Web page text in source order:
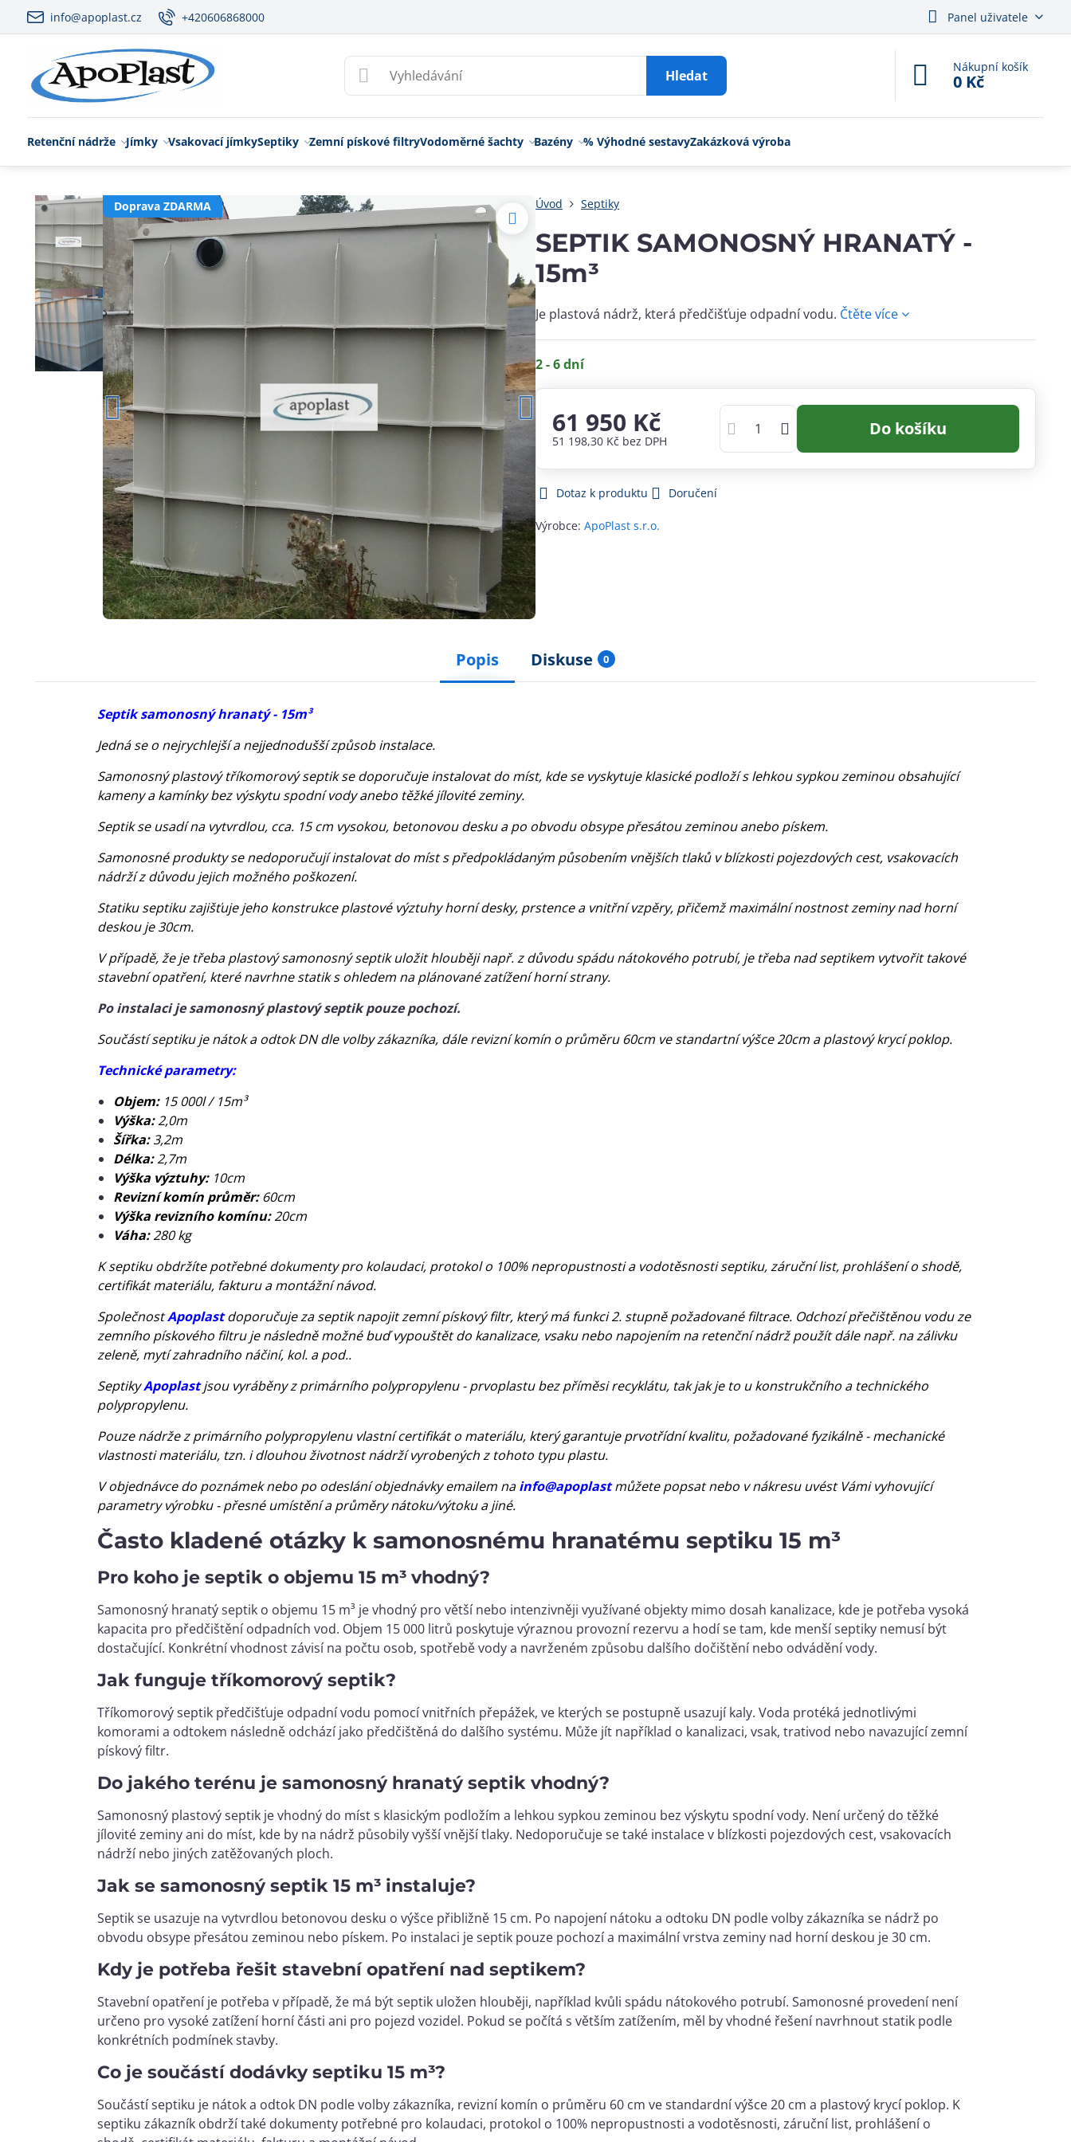
info@apoplast.cz +420606868000 Panel uživatele
Hledat
Nákupní košík
0 Kč
Retenční nádrže Jímky Vsakovací jímkySeptiky Zemní pískové filtryVodoměrné šachty Bazény % Výhodné sestavyZakázková výroba
Doprava ZDARMA Úvod Septiky
SEPTIK SAMONOSNÝ HRANATÝ -
15m³
Je plastová nádrž, která předčišťuje odpadní vodu. Čtěte více
2 - 6 dní
61 950 Kč
51 198,30 Kč bez DPH
Do košíku
Dotaz k produktu Doručení
Výrobce: ApoPlast s.r.o.
Popis Diskuse 0
Septik samonosný hranatý - 15m³
Jedná se o nejrychlejší a nejjednodušší způsob instalace.
Samonosný plastový tříkomorový septik se doporučuje instalovat do míst, kde se vyskytuje klasické podloží s lehkou sypkou zeminou obsahující
kameny a kamínky bez výskytu spodní vody anebo těžké jílovité zeminy.
Septik se usadí na vytvrdlou, cca. 15 cm vysokou, betonovou desku a po obvodu obsype přesátou zeminou anebo pískem.
Samonosné produkty se nedoporučují instalovat do míst s předpokládaným působením vnějších tlaků v blízkosti pojezdových cest, vsakovacích
nádrží z důvodu jejich možného poškození.
Statiku septiku zajišťuje jeho konstrukce plastové výztuhy horní desky, prstence a vnitřní vzpěry, přičemž maximální nostnost zeminy nad horní
deskou je 30cm.
V případě, že je třeba plastový samonosný septik uložit hlouběji např. z důvodu spádu nátokového potrubí, je třeba nad septikem vytvořit takové
stavební opatření, které navrhne statik s ohledem na plánované zatížení horní strany.
Po instalaci je samonosný plastový septik pouze pochozí.
Součástí septiku je nátok a odtok DN dle volby zákazníka, dále revizní komín o průměru 60cm ve standartní výšce 20cm a plastový krycí poklop.
Technické parametry:
Objem: 15 000l / 15m³
Výška:2,0m
Šířka:3,2m
Délka:2,7m
Výška výztuhy: 10cm
Revizní komín průměr:60cm
Výška revizního komínu:20cm
Váha:280 kg
K septiku obdržíte potřebné dokumenty pro kolaudaci, protokol o 100% nepropustnosti a vodotěsnosti septiku, záruční list, prohlášení o shodě,
certifikát materiálu, fakturu a montážní návod.
SpolečnostApoplast doporučuje za septik napojit zemní pískový filtr, který má funkci 2. stupně požadované filtrace. Odchozí přečištěnou vodu ze
zemního pískového filtru je následně možné buď vypouštět do kanalizace, vsaku nebo napojením na retenční nádrž použít dále např. na zálivku
zeleně, mytí zahradního náčiní, kol. a pod..
SeptikyApoplast jsou vyráběny z primárního polypropylenu - prvoplastu bez příměsi recyklátu, tak jak je to u konstrukčního a technického
polypropylenu.
Pouze nádrže z primárního polypropylenu vlastní certifikát o materiálu, který garantuje prvotřídní kvalitu, požadované fyzikálně - mechanické
vlastnosti materiálu, tzn. i dlouhou životnost nádrží vyrobených z tohoto typu plastu.
V objednávce do poznámek nebo po odeslání objednávky emailem na info@apoplastmůžete popsat nebo v nákresu uvést Vámi vyhovující
parametry výrobku - přesné umístění a průměry nátoku/výtoku a jiné.
Často kladené otázky k samonosnému hranatému septiku 15 m³
Pro koho je septik o objemu 15 m³ vhodný?
Samonosný hranatý septik o objemu 15 m³ je vhodný pro větší nebo intenzivněji využívané objekty mimo dosah kanalizace, kde je potřeba vysoká
kapacita pro předčištění odpadních vod. Objem 15 000 litrů poskytuje výraznou provozní rezervu a hodí se tam, kde menší septiky nemusí být
dostačující. Konkrétní vhodnost závisí na počtu osob, spotřebě vody a navrženém způsobu dalšího dočištění nebo odvádění vody.
Jak funguje tříkomorový septik?
Tříkomorový septik předčišťuje odpadní vodu pomocí vnitřních přepážek, ve kterých se postupně usazují kaly. Voda protéká jednotlivými
komorami a odtokem následně odchází jako předčištěná do dalšího systému. Může jít například o kanalizaci, vsak, trativod nebo navazující zemní
pískový filtr.
Do jakého terénu je samonosný hranatý septik vhodný?
Samonosný plastový septik je vhodný do míst s klasickým podložím a lehkou sypkou zeminou bez výskytu spodní vody. Není určený do těžké
jílovité zeminy ani do míst, kde by na nádrž působily vyšší vnější tlaky. Nedoporučuje se také instalace v blízkosti pojezdových cest, vsakovacích
nádrží nebo jiných zatěžovaných ploch.
Jak se samonosný septik 15 m³ instaluje?
Septik se usazuje na vytvrdlou betonovou desku o výšce přibližně 15 cm. Po napojení nátoku a odtoku DN podle volby zákazníka se nádrž po
obvodu obsype přesátou zeminou nebo pískem. Po instalaci je septik pouze pochozí a maximální vrstva zeminy nad horní deskou je 30 cm.
Kdy je potřeba řešit stavební opatření nad septikem?
Stavební opatření je potřeba v případě, že má být septik uložen hlouběji, například kvůli spádu nátokového potrubí. Samonosné provedení není
určeno pro vysoké zatížení horní části ani pro pojezd vozidel. Pokud se počítá s větším zatížením, měl by vhodné řešení navrhnout statik podle
konkrétních podmínek stavby.
Co je součástí dodávky septiku 15 m³?
Součástí septiku je nátok a odtok DN podle volby zákazníka, revizní komín o průměru 60 cm ve standardní výšce 20 cm a plastový krycí poklop. K
septiku zákazník obdrží také dokumenty potřebné pro kolaudaci, protokol o 100% nepropustnosti a vodotěsnosti, záruční list, prohlášení o